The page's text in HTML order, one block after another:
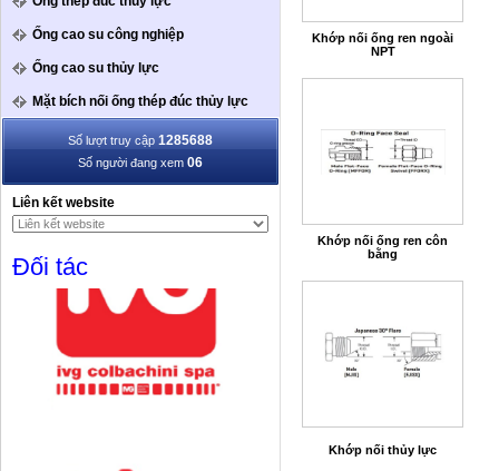
Ống cao su công nghiệp
Ống cao su thủy lực
Mặt bích nối ống thép đúc thủy lực
Số lượt truy cập 1285688
Số người đang xem 06
Liên kết website
Đối tác
Khớp nối ống ren ngoài
NPT
Khớp nối ống ren côn
bằng
Khớp nối thủy lực